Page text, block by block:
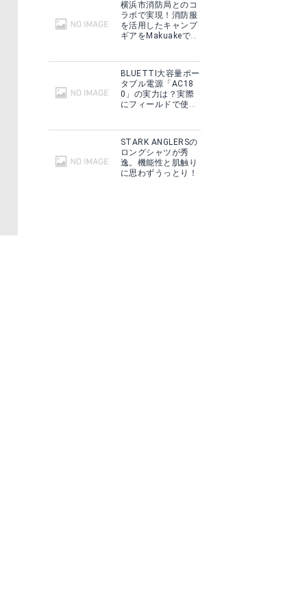
横浜市消防局とのコ
ラボで実現！消防服
を活用したキャンプ
ギアをMakuakeで予
BLUETTI大容量ポー
タブル電源「AC18
0」の実力は？実際
にフィールドで使用
STARK ANGLERSの
ロングシャツが秀
逸。機能性と肌触り
に思わずうっとり！